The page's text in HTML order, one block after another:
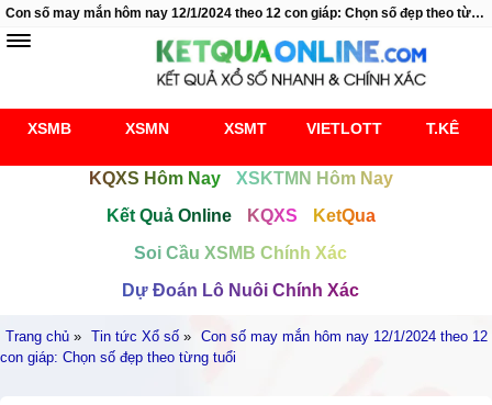
Con số may mắn hôm nay 12/1/2024 theo 12 con giáp: Chọn số đẹp theo từng tuổi
XSMB XSMN XSMT VIETLOTT T.KÊ
KQXS Hôm Nay
XSKTMN Hôm Nay
Kết Quả Online
KQXS
KetQua
Soi Cầu XSMB Chính Xác
Dự Đoán Lô Nuôi Chính Xác
Trang chủ » Tin tức Xổ số » Con số may mắn hôm nay 12/1/2024 theo 12
con giáp: Chọn số đẹp theo từng tuổi